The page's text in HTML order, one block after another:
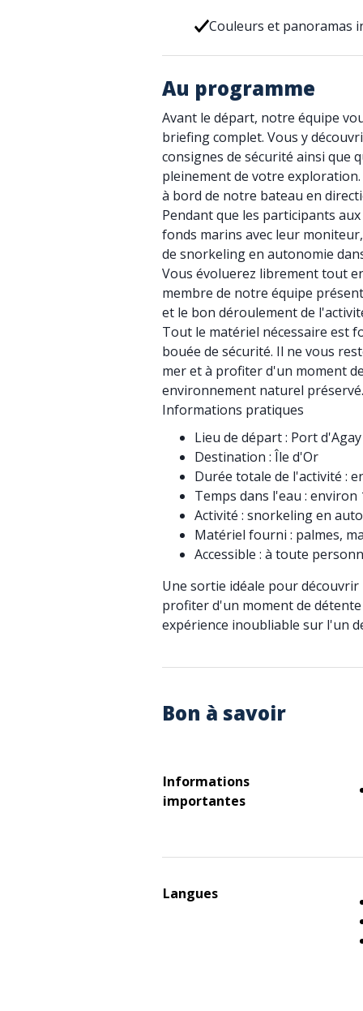
Couleurs et panoramas
Au programme
Avant le départ, notre équipe
briefing complet. Vous y
consignes de sécurité ainsi que
pleinement de votre
à bord de notre bateau en
Pendant que les participants
fonds marins avec leur
de snorkeling en autonomie
Vous évoluerez librement tout
membre de notre équipe
et le bon déroulement de
Tout le matériel nécessaire est
bouée de sécurité. Il ne vous
mer et à profiter d'un moment
environnement naturel préservé.
Informations pratiques
Lieu de départ : Port d'Agay
Destination : Île d'Or
Durée totale de l'activité :
Temps dans l'eau : environ
Activité : snorkeling en
Matériel fourni : palmes,
Accessible : à toute
Une sortie idéale pour
profiter d'un moment de
expérience inoubliable sur l'un
Bon à savoir
Informations
importantes
Langues